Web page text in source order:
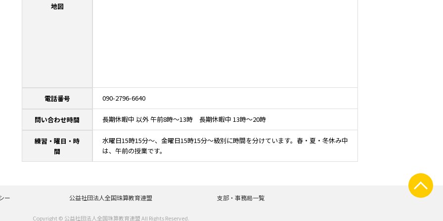
地図
電話番号 090-2796-6640
問い合わせ時間 長期休暇中 以外 午前8時～13時 長期休暇中 13時～20時
練習・曜日・時
間
水曜日15時15分～、金曜日15時15分～級別に時間を分けています。春・夏・冬休み中
は、午前の授業です。
支部・事務局一覧
公益社団法人全国珠算教育連盟
ー
Copyright © 公益社団法人全国珠算教育連盟 All Rights Reserved.